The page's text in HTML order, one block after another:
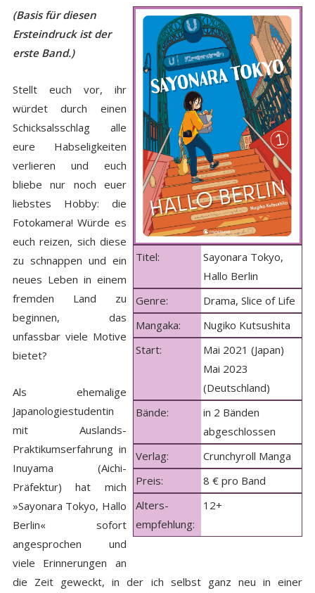
Titel:
Sayonara Tokyo,
Hallo Berlin
Genre:
Drama, Slice of Life
Mangaka:
Nugiko Kutsushita
Start:
Mai 2021 (Japan)
Mai 2023
(Deutschland)
Bände:
in 2 Bänden
abgeschlossen
Verlag:
Crunchyroll Manga
Preis:
8 € pro Band
Alters-
empfehlung:
12+
(Basis für diesen
Ersteindruck ist der
erste Band.)
Stellt euch vor, ihr
würdet durch einen
Schicksalsschlag alle
eure Habseligkeiten
verlieren und euch
bliebe nur noch euer
liebstes Hobby: die
Fotokamera! Würde es
euch reizen, sich diese
zu schnappen und ein
neues Leben in einem
fremden Land zu
beginnen, das
unfassbar viele Motive
bietet?
Als ehemalige
Japanologiestudentin
mit Auslands-
Praktikumserfahrung in
Inuyama (Aichi-
Präfektur) hat mich
»Sayonara Tokyo, Hallo
Berlin« sofort
angesprochen und
viele Erinnerungen an
die Zeit geweckt, in der ich selbst ganz neu in einer